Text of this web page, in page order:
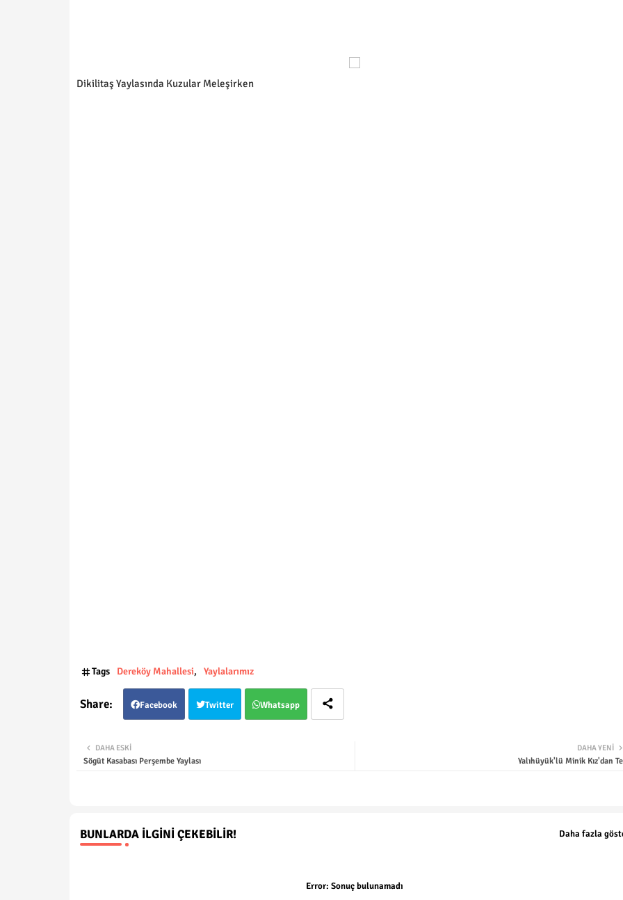
Dikilitaş Yaylasında Kuzular Meleşirken
Tags Dereköy Mahallesi Yaylalarımız
Facebook Twitter Whatsapp
DAHA YENI
Yalıhüyük'lü Minik Kız'dan
DAHA ESKI
Sögüt Kasabası Perşembe Yaylası
BUNLARDA İLGINI ÇEKEBILIR! Daha fazla
Error: Sonuç bulunamadı